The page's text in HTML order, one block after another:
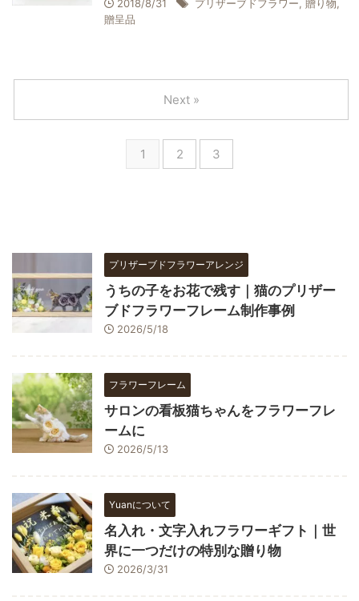
2018/8/31 プリザーブドフラワー, 贈り物,
贈呈品
1 2 3
Next »
プリザーブドフラワーアレンジ
うちの子をお花で残す｜猫のプリザー
ブドフラワーフレーム制作事例
2026/5/18
フラワーフレーム
サロンの看板猫ちゃんをフラワーフレ
ームに
2026/5/13
Yuanについて
名入れ・文字入れフラワーギフト｜世
界に一つだけの特別な贈り物
2026/3/31